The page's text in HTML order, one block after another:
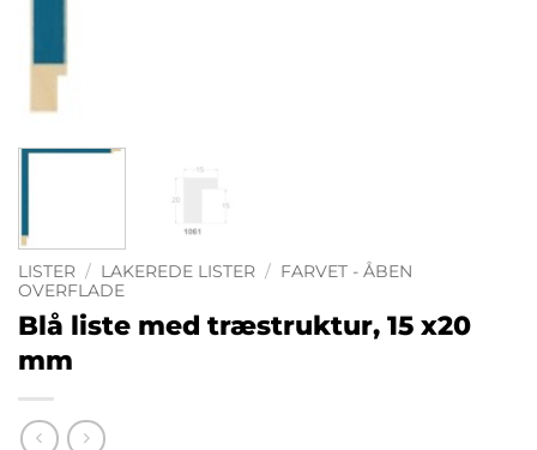
LISTER / LAKEREDE LISTER / FARVET - ÅBEN
OVERFLADE
Blå liste med træstruktur, 15 x20
mm